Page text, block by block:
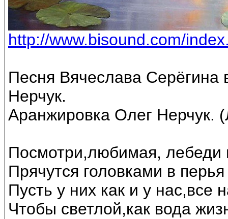
http://www.bisound.com/
Песня Вячеслава
Нерчук.
Аранжировка Олег Нерчук.
Посмотри,любимая, лебеди
Прячутся головками в
Пусть у них как и у нас,все
Чтобы светлой,как вода